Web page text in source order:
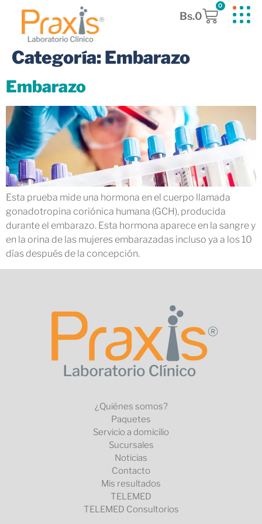
Bs.0
0
Categoría:Embarazo
Embarazo
Esta prueba mide una hormona en el cuerpo llamada
gonadotropina coriónica humana (GCH), producida
durante el embarazo. Esta hormona aparece en la sangre y
en la orina de las mujeres embarazadas incluso ya a los 10
días después de la concepción.
¿Quiénes somos?
Paquetes
Servicio a domicilio
Sucursales
Noticias
Contacto
Mis resultados
TELEMED
TELEMED Consultorios